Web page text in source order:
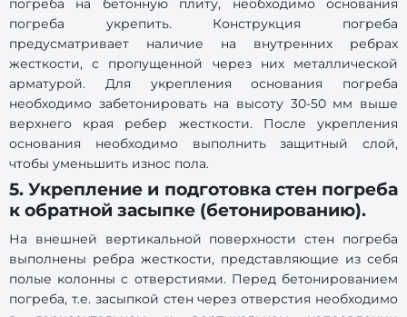
погреба на бетонную плиту, необходимо основания
погреба укрепить. Конструкция погреба
предусматривает наличие на внутренних ребрах
жесткости, с пропущенной через них металлической
арматурой. Для укрепления основания погреба
необходимо забетонировать на высоту 30-50 мм выше
верхнего края ребер жесткости. После укрепления
основания необходимо выполнить защитный слой,
чтобы уменьшить износ пола.
5. Укрепление и подготовка стен погреба
к обратной засыпке (бетонированию).
На внешней вертикальной поверхности стен погреба
выполнены ребра жесткости, представляющие из себя
полые колонны с отверстиями. Перед бетонированием
погреба, т.е. засыпкой стен через отверстия необходимо